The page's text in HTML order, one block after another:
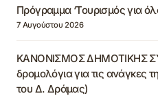
Πρόγραμμα ‘Τουρισμός για
7 Αυγούστου 2026
ΚΑΝΟΝΙΣΜΟΣ ΔΗΜΟΤΙΚΗΣ
δρομολόγια για τις ανάγκες
του Δ. Δράμας)